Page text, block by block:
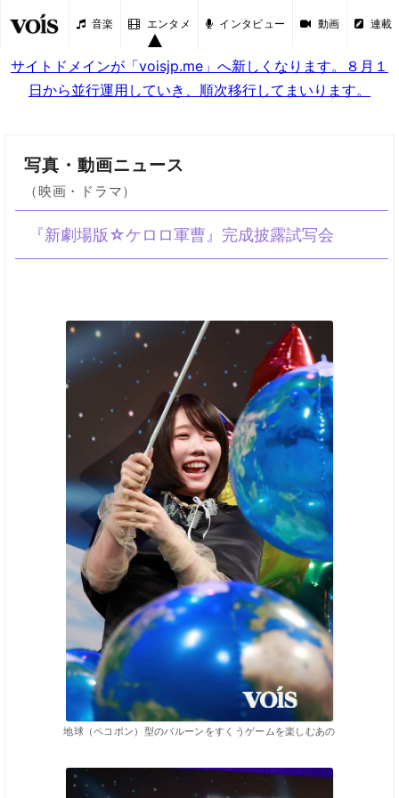
音楽 エンタメ インタビュー 動画 連載
サイトドメインが「voisjp.me」へ新しくなります。８月１
日から並行運用していき、順次移行してまいります。
写真・動画ニュース
（映画・ドラマ）
『新劇場版☆ケロロ軍曹』完成披露試写会
地球（ペコポン）型のバルーンをすくうゲームを楽しむあの